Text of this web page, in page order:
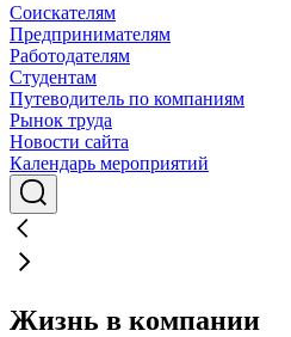
Соискателям
Предпринимателям
Работодателям
Студентам
Путеводитель по компаниям
Рынок труда
Новости сайта
Календарь мероприятий
Жизнь в компании